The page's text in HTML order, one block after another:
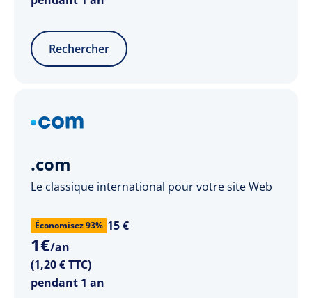
Rechercher
.com
Le classique international pour votre site Web
Économisez 93% 15 €
1€/an
(1,20 € TTC)
pendant 1 an